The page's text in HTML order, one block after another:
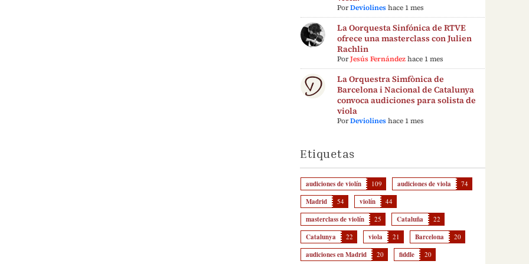
PorDeviolines hace 1 mes
La Oorquesta Sinfónica de RTVE
ofrece una masterclass con Julien
Rachlin
PorJesús Fernández hace 1 mes
La Orquestra Simfònica de
Barcelona i Nacional de Catalunya
convoca audiciones para solista de
viola
PorDeviolines hace 1 mes
Etiquetas
audiciones de violín 109 audiciones de viola 74
Madrid 54 violín 44
masterclass de violín 25 Cataluña 22
Catalunya 22 viola 21 Barcelona 20
audiciones en Madrid 20 fiddle 20